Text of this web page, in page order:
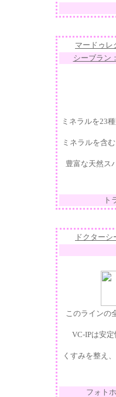
マードゥレ
シーブラン
ミネラルを23
ミネラルを含
豊富な天然ス
ト
ドクターシ
このラインの
VC-IPは安
くすみを整え
フォト